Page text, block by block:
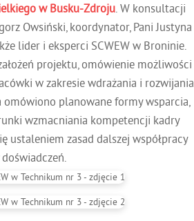
w Busku-Zdroju. W konsultacji
Owsiński, koordynator, Pani Justyna
lider i eksperci SCWEW w Broninie.
projektu, omówienie możliwości
w zakresie wdrażania i rozwijania
omówiono planowane formy wsparcia,
wzmacniania kompetencji kadry
ustaleniem zasad dalszej współpracy